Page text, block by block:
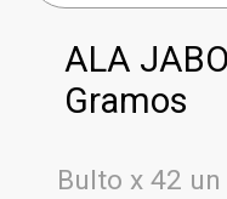
ALA
Gramos
Bulto x 42 un